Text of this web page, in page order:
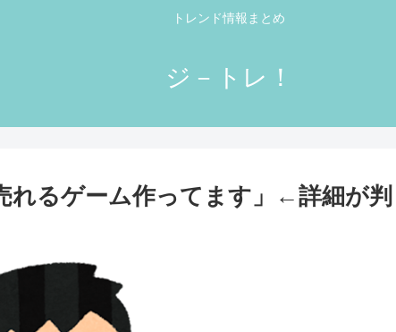
トレンド情報まとめ
ジ－トレ！
れるゲーム作ってます」←詳細が判